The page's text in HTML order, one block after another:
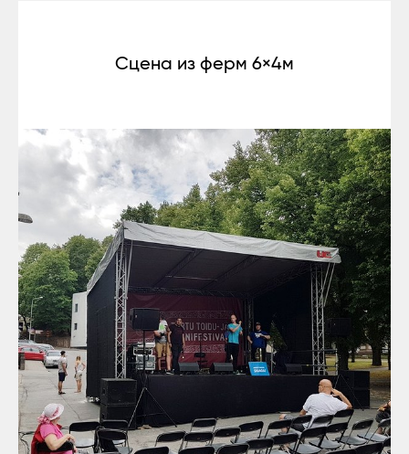
Сцена из ферм 6×4м